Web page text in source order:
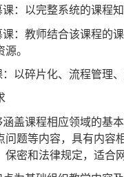
：以完整系统的课程
：教师结合该课程的
源。
以碎片化、流程管理
盖课程相应领域的基
问题等内容，具有内容